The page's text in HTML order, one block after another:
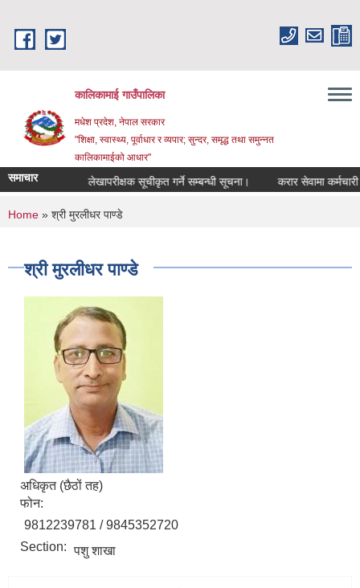
कालिकामाई गाउँपालिका
मधेश प्रदेश, नेपाल सरकार
"शिक्षा, स्वास्थ्य, पूर्वाधार र व्यपार; सुन्दर, समृद्ध तथा समुन्नत
कालिकामाईको आधार"
समाचार
सूचना । लेखापरीक्षक सूचीकृत गर्ने सम्बन्धी सूचना। करार सेवामा कर्मचारी
You are here
Home » श्री मुरलीधर पाण्डे
श्री मुरलीधर पाण्डे
अधिकृत (छैठों तह)
फोन:
9812239781 / 9845352720
Section: पशु शाखा